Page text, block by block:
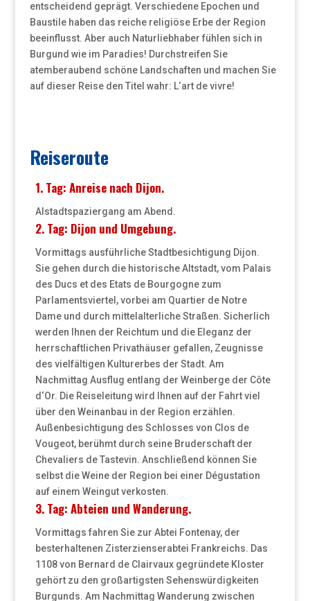
entscheidend geprägt. Verschiedene Epochen und
Baustile haben das reiche religiöse Erbe der Region
beeinflusst. Aber auch Naturliebhaber fühlen sich in
Burgund wie im Paradies! Durchstreifen Sie
atemberaubend schöne Landschaften und machen Sie
auf dieser Reise den Titel wahr: L‘art de vivre!
Reiseroute
1. Tag: Anreise nach Dijon.
Alstadtspaziergang am Abend.
2. Tag: Dijon und Umgebung.
Vormittags ausführliche Stadtbesichtigung Dijon.
Sie gehen durch die historische Altstadt, vom Palais
des Ducs et des Etats de Bourgogne zum
Parlamentsviertel, vorbei am Quartier de Notre
Dame und durch mittelalterliche Straßen. Sicherlich
werden Ihnen der Reichtum und die Eleganz der
herrschaftlichen Privathäuser gefallen, Zeugnisse
des vielfältigen Kulturerbes der Stadt. Am
Nachmittag Ausflug entlang der Weinberge der Côte
d‘Or. Die Reiseleitung wird Ihnen auf der Fahrt viel
über den Weinanbau in der Region erzählen.
Außenbesichtigung des Schlosses von Clos de
Vougeot, berühmt durch seine Bruderschaft der
Chevaliers de Tastevin. Anschließend können Sie
selbst die Weine der Region bei einer Dégustation
auf einem Weingut verkosten.
3. Tag: Abteien und Wanderung.
Vormittags fahren Sie zur Abtei Fontenay, der
besterhaltenen Zisterzienserabtei Frankreichs. Das
1108 von Bernard de Clairvaux gegründete Kloster
gehört zu den großartigsten Sehenswürdigkeiten
Burgunds. Am Nachmittag Wanderung zwischen